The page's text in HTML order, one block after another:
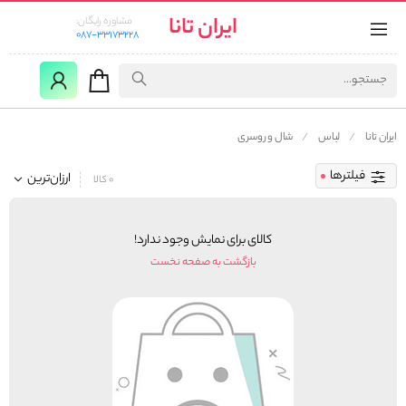
ایران تانا
مشاوره رایگان:
087-33173228
ایران تانا لباس شال و روسری
فیلترها ارزان‌ترین 0 کالا
کالای برای نمایش وجود ندارد!
بازگشت به صفحه نخست